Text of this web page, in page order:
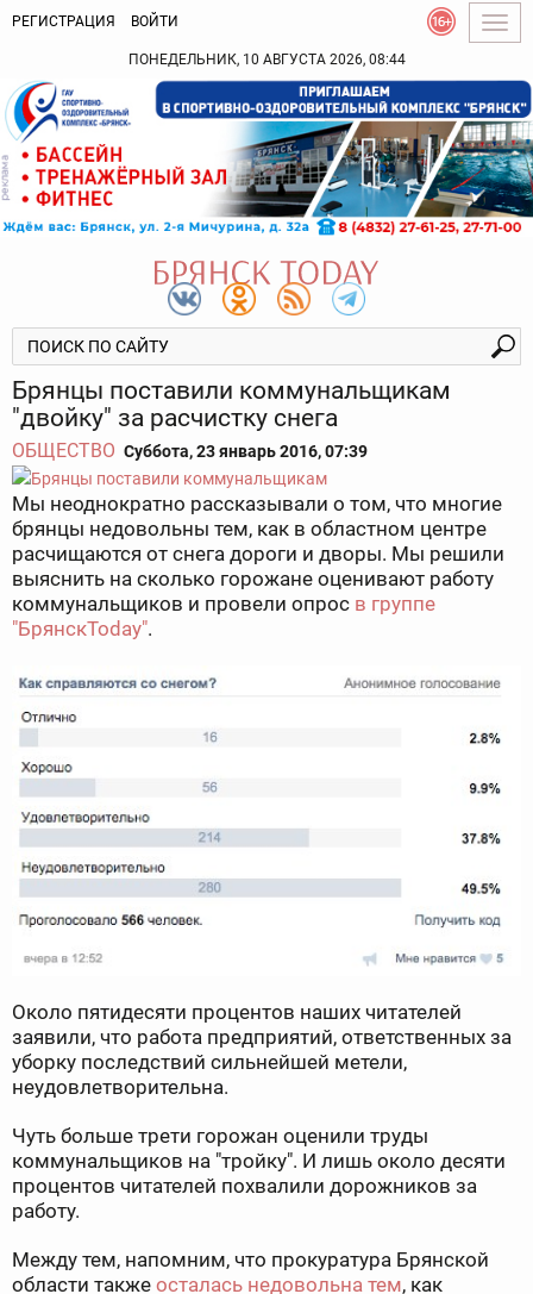
РЕГИСТРАЦИЯ ВОЙТИ
ПОНЕДЕЛЬНИК, 10 АВГУСТА 2026, 08:44
Брянцы поставили коммунальщикам
"двойку" за расчистку снега
ОБЩЕСТВО Суббота, 23 январь 2016, 07:39
Мы неоднократно рассказывали о том, что многие
брянцы недовольны тем, как в областном центре
расчищаются от снега дороги и дворы. Мы решили
выяснить на сколько горожане оценивают работу
коммунальщиков и провели опрос в группе
"БрянскToday".
Около пятидесяти процентов наших читателей
заявили, что работа предприятий, ответственных за
уборку последствий сильнейшей метели,
неудовлетворительна.
Чуть больше трети горожан оценили труды
коммунальщиков на "тройку". И лишь около десяти
процентов читателей похвалили дорожников за
работу.
Между тем, напомним, что прокуратура Брянской
области также осталась недовольна тем, как